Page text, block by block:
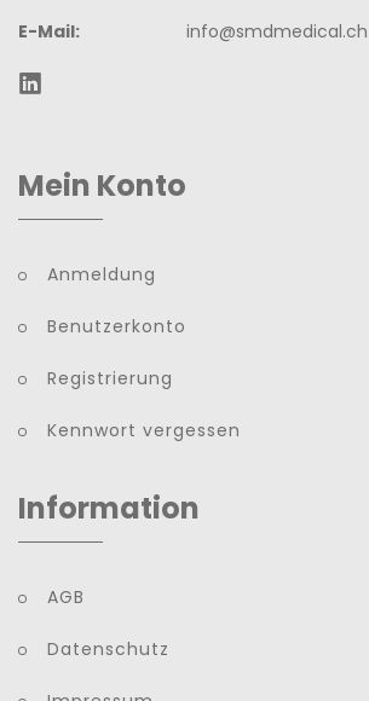
E-Mail:
info@smdmedical.ch
Mein Konto
Anmeldung
Benutzerkonto
Registrierung
Kennwort vergessen
Information
AGB
Datenschutz